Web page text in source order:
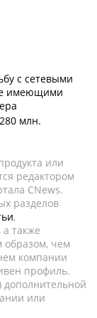
с сетевыми
имеющими
млн.
или
редактором
CNews.
разделов
,
также
образом, чем
компании
профиль.
или